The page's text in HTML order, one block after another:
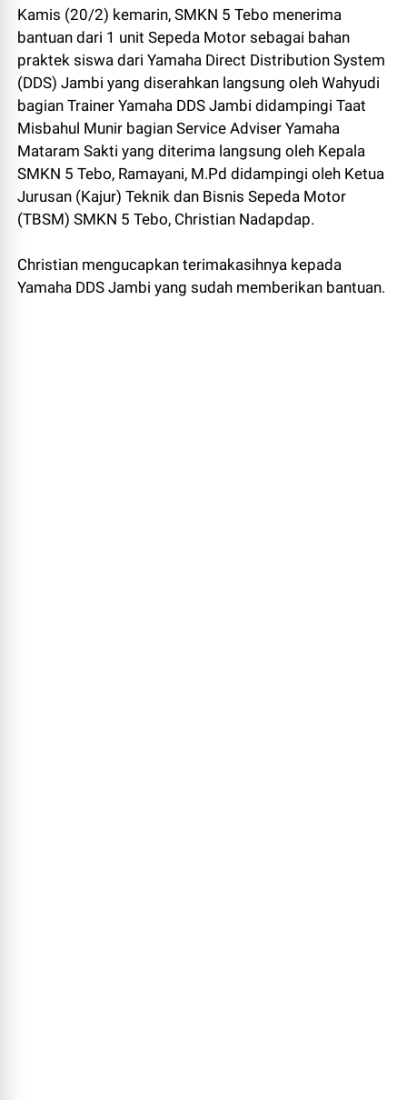
Kamis (20/2) kemarin, SMKN 5 Tebo menerima
bantuan dari 1 unit Sepeda Motor sebagai bahan
praktek siswa dari Yamaha Direct Distribution System
(DDS) Jambi yang diserahkan langsung oleh Wahyudi
bagian Trainer Yamaha DDS Jambi didampingi Taat
Misbahul Munir bagian Service Adviser Yamaha
Mataram Sakti yang diterima langsung oleh Kepala
SMKN 5 Tebo, Ramayani, M.Pd didampingi oleh Ketua
Jurusan (Kajur) Teknik dan Bisnis Sepeda Motor
(TBSM) SMKN 5 Tebo, Christian Nadapdap.
Christian mengucapkan terimakasihnya kepada
Yamaha DDS Jambi yang sudah memberikan bantuan.